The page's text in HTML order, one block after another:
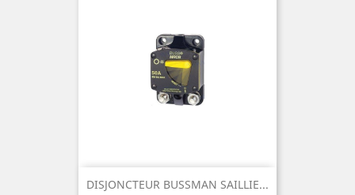
DISJONCTEUR BUSSMAN SAILLIE...